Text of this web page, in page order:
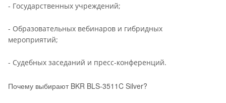
- Государственных учреждений;
- Образовательных вебинаров и гибридных
мероприятий;
- Судебных заседаний и пресс-конференций.
Почему выбирают BKR BLS-3511C Silver?